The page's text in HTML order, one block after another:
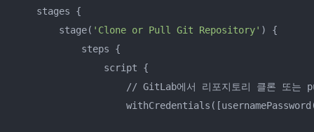
    stages {
        stage(
'Clone or Pull Git Repository' ) {
            steps {
                script {
// GitLab에서 리포지토리 클론 또는